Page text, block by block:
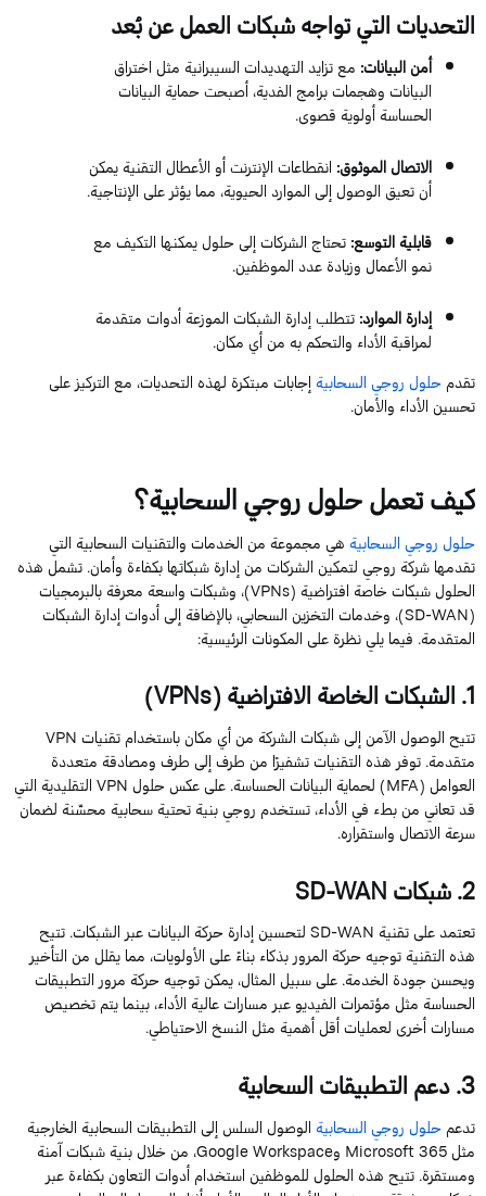
التحديات التي تواجه شبكات العمل عن بُعد
أمن البيانات: مع تزايد التهديدات السيبرانية مثل اختراق
البيانات وهجمات برامج الفدية، أصبحت حماية البيانات
الحساسة أولوية قصوى.
الاتصال الموثوق: انقطاعات الإنترنت أو الأعطال التقنية يمكن
أن تعيق الوصول إلى الموارد الحيوية، مما يؤثر على الإنتاجية.
قابلية التوسع:تحتاج الشركات إلى حلول يمكنها التكيف مع
نمو الأعمال وزيادة عدد الموظفين.
إدارة الموارد:تتطلب إدارة الشبكات الموزعة أدوات متقدمة
لمراقبة الأداء والتحكم به من أي مكان.
تقدمحلول روجي السحابيةإجابات مبتكرة لهذه التحديات، مع التركيز على
تحسين الأداء والأمان.
كيف تعمل حلول روجي السحابية؟
حلول روجي السحابيةهي مجموعة من الخدمات والتقنيات السحابية التي
تقدمها شركة روجي لتمكين الشركات من إدارة شبكاتها بكفاءة وأمان. تشمل هذه
الحلول شبكات خاصة افتراضية (VPNs)، وشبكات واسعة معرفة بالبرمجيات
(SD-WAN)، وخدمات التخزين السحابي، بالإضافة إلى أدوات إدارة الشبكات
المتقدمة. فيما يلي نظرة على المكونات الرئيسية:
1. الشبكات الخاصة الافتراضية (VPNs)
تتيح الوصول الآمن إلى شبكات الشركة من أي مكان باستخدام تقنيات VPN
متقدمة. توفر هذه التقنيات تشفيرًا من طرف إلى طرف ومصادقة متعددة
العوامل (MFA) لحماية البيانات الحساسة. على عكس حلول VPN التقليدية التي
قد تعاني من بطء في الأداء، تستخدم روجي بنية تحتية سحابية محسّنة لضمان
سرعة الاتصال واستقراره.
2. شبكات SD-WAN
تعتمد على تقنية SD-WAN لتحسين إدارة حركة البيانات عبر الشبكات. تتيح
هذه التقنية توجيه حركة المرور بذكاء بناءً على الأولويات، مما يقلل من التأخير
ويحسن جودة الخدمة. على سبيل المثال، يمكن توجيه حركة مرور التطبيقات
الحساسة مثل مؤتمرات الفيديو عبر مسارات عالية الأداء، بينما يتم تخصيص
مسارات أخرى لعمليات أقل أهمية مثل النسخ الاحتياطي.
3. دعم التطبيقات السحابية
تدعمحلول روجي السحابيةالوصول السلس إلى التطبيقات السحابية الخارجية
مثل Microsoft 365 وGoogle Workspace، من خلال بنية شبكات آمنة
ومستقرة. تتيح هذه الحلول للموظفين استخدام أدوات التعاون بكفاءة عبر